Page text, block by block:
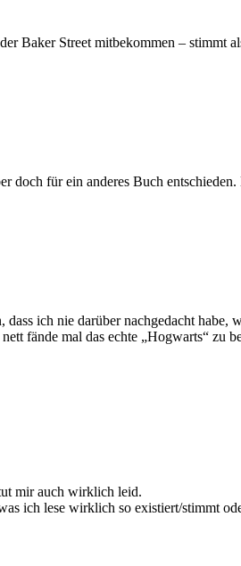
Baker Street mitbekommen – stimmt
doch für ein anderes Buch
ich nie darüber nachgedacht habe,
fände mal das echte „Hogwarts“ zu
mir auch wirklich leid.
ich lese wirklich so existiert/stimmt